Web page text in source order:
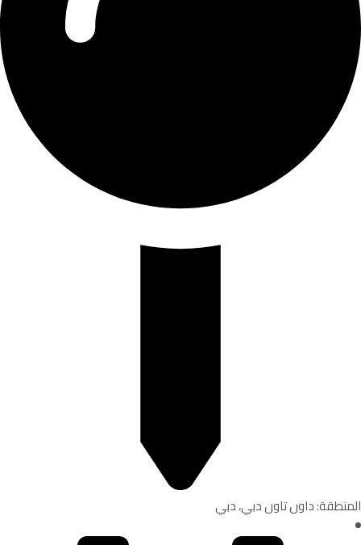
المنطقة: داون تاون دبي، دبي